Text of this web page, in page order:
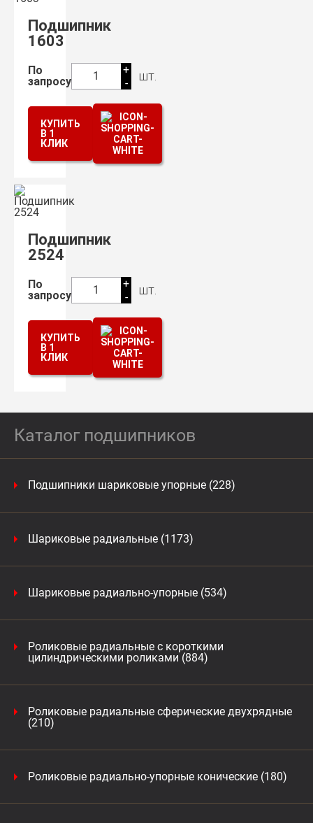
Каталог подшипников
Подшипники шариковые упорные (228)
Шариковые радиальные (1173)
Шариковые радиально-упорные (534)
Роликовые радиальные с короткими
цилиндрическими роликами (884)
Роликовые радиальные сферические двухрядные
(210)
Роликовые радиально-упорные конические (180)
Подшипник
1603
По
запросу
1
+
-
шт.
КУПИТЬ
В 1
КЛИК
Подшипник
2524
По
запросу
1
+
-
шт.
КУПИТЬ
В 1
КЛИК